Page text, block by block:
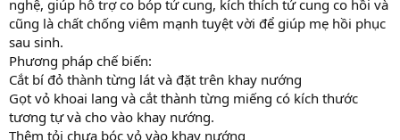
nghệ, giúp hỗ trợ co bóp tử cung, kích thích tử cung co hồi và
cũng là chất chống viêm mạnh tuyệt vời để giúp mẹ hồi phục
sau sinh.
Phương pháp chế biến:
Cắt bí đỏ thành từng lát và đặt trên khay nướng
Gọt vỏ khoai lang và cắt thành từng miếng có kích thước
tương tự và cho vào khay nướng.
Thêm tỏi chưa bóc vỏ vào khay nướng